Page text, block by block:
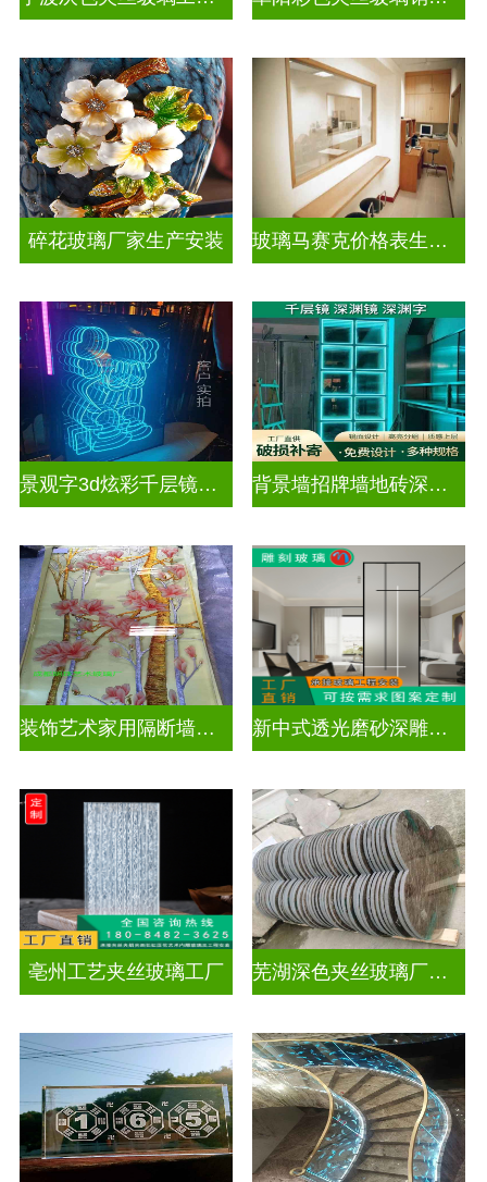
碎花玻璃厂家生产安装 玻璃马赛克价格表生产电话
景观字3d炫彩千层镜深渊镜 背景墙招牌墙地砖深渊镜千层镜
装饰艺术家用隔断墙深雕玻璃 新中式透光磨砂深雕玻璃
亳州工艺夹丝玻璃工厂 芜湖深色夹丝玻璃厂家电话